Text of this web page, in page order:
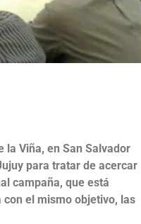
la Viña, en San Salvador
para tratar de acercar
campaña, que está
el mismo objetivo, las